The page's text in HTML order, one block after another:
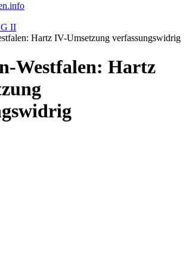
II
Hartz IV-Umsetzung verfassungswidrig
Westfalen: Hartz